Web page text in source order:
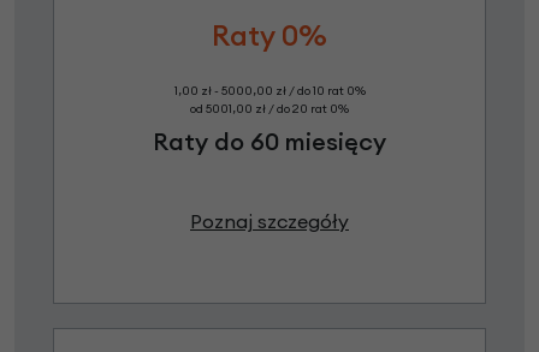
Raty 0%
1,00 zł - 5000,00 zł / do 10 rat 0%
od 5001,00 zł / do 20 rat 0%
Raty do 60 miesięcy
Poznaj szczegóły